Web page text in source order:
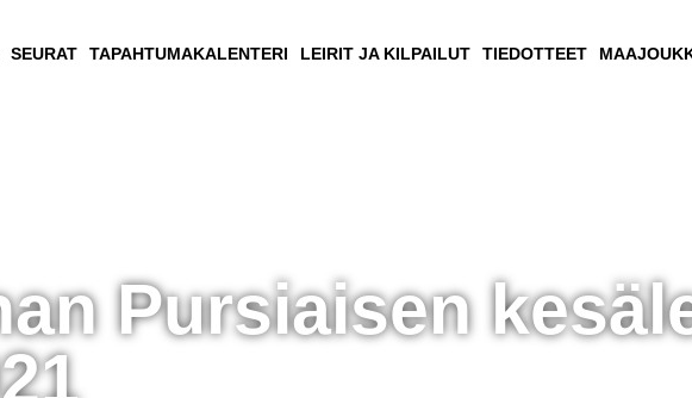
SEURAT TAPAHTUMAKALENTERI LEIRIT JA KILPAILUT TIEDOTTEET
Pursiaisen